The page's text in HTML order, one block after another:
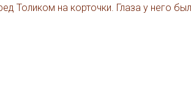
Толиком на корточки. Глаза у него